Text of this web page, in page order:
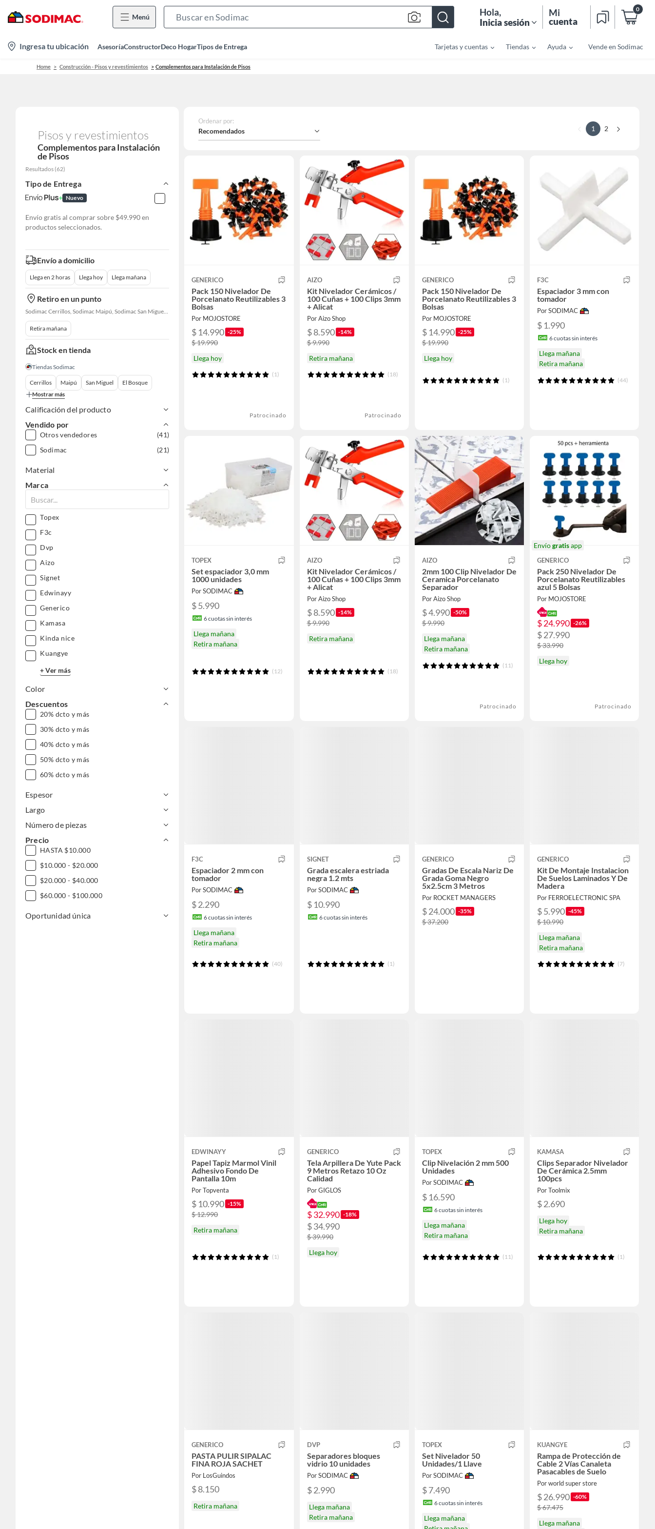
Menú
Bar
Hola,
Inicia sesión
Mi
cuenta
0
location-
icon
Ingresa tu ubicación AsesoríaConstructorDeco HogarTipos de Entrega Tarjetas y cuentas Tiendas Ayuda Vende en Sodimac
Home Construcción - Pisos y revestimientos Complementos para Instalación de Pisos
Pisos y revestimientos
Complementos para Instalación
de Pisos
Resultados (62)
Tipo de Entrega
Nuevo
Envío gratis al comprar sobre $49.990 en
productos seleccionados.
Envío a domicilio
Llega en 2 horas Llega hoy Llega mañana
Retiro en un punto
Sodimac Cerrillos, Sodimac Maipú, Sodimac San Miguel, Sodimac El Bosque, Sodimac San Bernardo, Constructor Cantagallo, Sodimac Talagante, Sodimac San Fernando
Retira mañana
Stock en tienda
Tiendas Sodimac
Cerrillos Maipú San Miguel
El Bosque
Mostrar más
Calificación del producto
Vendido por
Otros vendedores
(41)
Sodimac
(21)
Material
Marca
Topex
F3c
Dvp
Aizo
Signet
Edwinayy
Generico
Kamasa
Kinda nice
Kuangye
+ Ver más
Color
Descuentos
20% dcto y más
30% dcto y más
40% dcto y más
50% dcto y más
60% dcto y más
Espesor
Largo
Número de piezas
Precio
HASTA $10.000
$10.000 - $20.000
$20.000 - $40.000
$60.000 - $100.000
Oportunidad única
Ordenar por:
Recomendados 1 2
GENERICO
Pack 150 Nivelador De
Porcelanato Reutilizables 3
Bolsas
Por MOJOSTORE
$ 14.990 -25%
$ 19.990
Llega hoy
(1)
Patrocinado
AIZO
Kit Nivelador Cerámicos /
100 Cuñas + 100 Clips 3mm
+ Alicat
Por Aizo Shop
$ 8.590 -14%
$ 9.990
Retira mañana
(18)
Patrocinado
GENERICO
Pack 150 Nivelador De
Porcelanato Reutilizables 3
Bolsas
Por MOJOSTORE
$ 14.990 -25%
$ 19.990
Llega hoy
(1)
F3C
Espaciador 3 mm con
tomador
Por SODIMAC
$ 1.990
6cuotas sin interés
Llega mañana
Retira mañana
(44)
TOPEX
Set espaciador 3,0 mm
1000 unidades
Por SODIMAC
$ 5.990
6cuotas sin interés
Llega mañana
Retira mañana
(12)
AIZO
Kit Nivelador Cerámicos /
100 Cuñas + 100 Clips 3mm
+ Alicat
Por Aizo Shop
$ 8.590 -14%
$ 9.990
Retira mañana
(18)
AIZO
2mm 100 Clip Nivelador De
Ceramica Porcelanato
Separador
Por Aizo Shop
$ 4.990 -50%
$ 9.990
Llega mañana
Retira mañana
(11)
Patrocinado
Envíogratisapp
GENERICO
Pack 250 Nivelador De
Porcelanato Reutilizables
azul 5 Bolsas
Por MOJOSTORE
$ 24.990 -26%
$ 27.990
$ 33.990
Llega hoy
Patrocinado
F3C
Espaciador 2 mm con
tomador
Por SODIMAC
$ 2.290
6cuotas sin interés
Llega mañana
Retira mañana
(40)
SIGNET
Grada escalera estriada
negra 1.2 mts
Por SODIMAC
$ 10.990
6cuotas sin interés
(1)
GENERICO
Gradas De Escala Nariz De
Grada Goma Negro
5x2.5cm 3 Metros
Por ROCKET MANAGERS
$ 24.000 -35%
$ 37.200
GENERICO
Kit De Montaje Instalacion
De Suelos Laminados Y De
Madera
Por FERROELECTRONIC SPA
$ 5.990 -45%
$ 10.990
Llega mañana
Retira mañana
(7)
EDWINAYY
Papel Tapiz Marmol Vinil
Adhesivo Fondo De
Pantalla 10m
Por Topventa
$ 10.990 -15%
$ 12.990
Retira mañana
(1)
GENERICO
Tela Arpillera De Yute Pack
9 Metros Retazo 10 Oz
Calidad
Por GIGLOS
$ 32.990 -18%
$ 34.990
$ 39.990
Llega hoy
TOPEX
Clip Nivelación 2 mm 500
Unidades
Por SODIMAC
$ 16.590
6cuotas sin interés
Llega mañana
Retira mañana
(11)
KAMASA
Clips Separador Nivelador
De Cerámica 2.5mm
100pcs
Por Toolmix
$ 2.690
Llega hoy
Retira mañana
(1)
GENERICO
PASTA PULIR SIPALAC
FINA ROJA SACHET
Por LosGuindos
$ 8.150
Retira mañana
DVP
Separadores bloques
vidrio 10 unidades
Por SODIMAC
$ 2.990
Llega mañana
Retira mañana
TOPEX
Set Nivelador 50
Unidades/1 Llave
Por SODIMAC
$ 7.490
6cuotas sin interés
Llega mañana
KUANGYE
Rampa de Protección de
Cable 2 Vías Canaleta
Pasacables de Suelo
Por world super store
$ 26.990 -60%
$ 67.475
Llega mañana